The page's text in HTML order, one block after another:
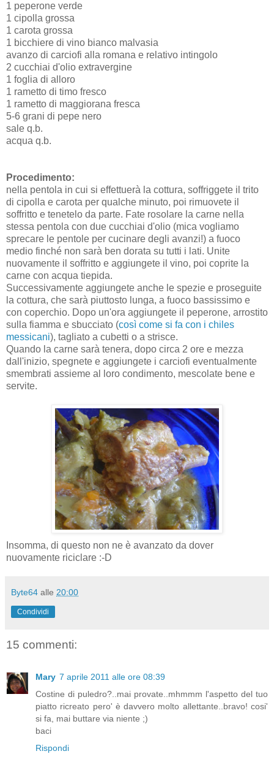
1 peperone verde
1 cipolla grossa
1 carota grossa
1 bicchiere di vino bianco malvasia
avanzo di carciofi alla romana e relativo intingolo
2 cucchiai d'olio extravergine
1 foglia di alloro
1 rametto di timo fresco
1 rametto di maggiorana fresca
5-6 grani di pepe nero
sale q.b.
acqua q.b.
Procedimento:
nella pentola in cui si effettuerà la cottura, soffriggete il trito
di cipolla e carota per qualche minuto, poi rimuovete il
soffritto e tenetelo da parte. Fate rosolare la carne nella
stessa pentola con due cucchiai d'olio (mica vogliamo
sprecare le pentole per cucinare degli avanzi!) a fuoco
medio finché non sarà ben dorata su tutti i lati. Unite
nuovamente il soffritto e aggiungete il vino, poi coprite la
carne con acqua tiepida.
Successivamente aggiungete anche le spezie e proseguite
la cottura, che sarà piuttosto lunga, a fuoco bassissimo e
con coperchio. Dopo un'ora aggiungete il peperone, arrostito
sulla fiamma e sbucciato (così come si fa con i chiles
messicani), tagliato a cubetti o a strisce.
Quando la carne sarà tenera, dopo circa 2 ore e mezza
dall'inizio, spegnete e aggiungete i carciofi eventualmente
smembrati assieme al loro condimento, mescolate bene e
servite.
Insomma, di questo non ne è avanzato da dover
nuovamente riciclare :-D
Byte64 alle 20:00
Condividi
15 commenti:
Mary 7 aprile 2011 alle ore 08:39
Costine di puledro?..mai provate..mhmmm l'aspetto del tuo
piatto ricreato pero' è davvero molto allettante..bravo! cosi'
si fa, mai buttare via niente ;)
baci
Rispondi